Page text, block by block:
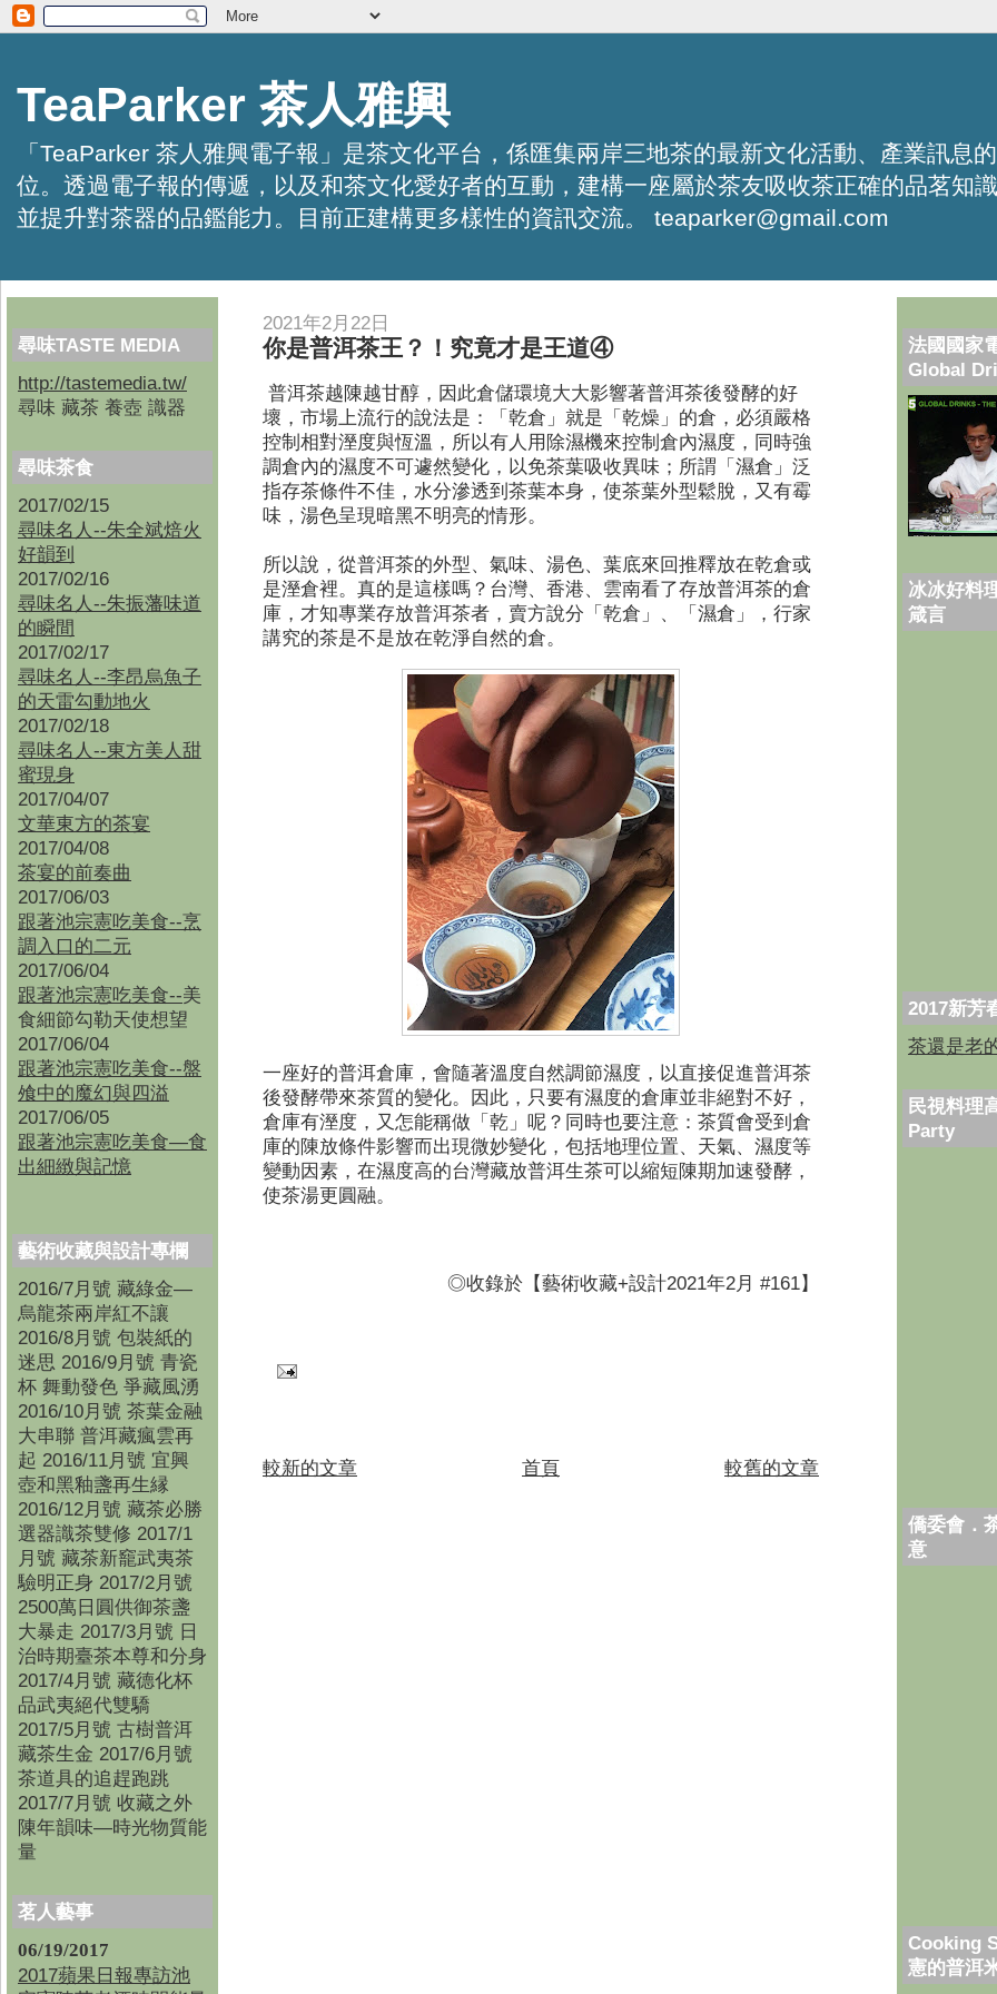
TeaParker 茶人雅興
「TeaParker 茶人雅興電子報」是茶文化平台，係匯集兩岸三地茶的最新文化活動、產業訊息
位。透過電子報的傳遞，以及和茶文化愛好者的互動，建構一座屬於茶友吸收茶正確的品茗知
並提升對茶器的品鑑能力。目前正建構更多樣性的資訊交流。 teaparker@gmail.com
尋味TASTE MEDIA
http://tastemedia.tw/
尋味 藏茶 養壺 識器
尋味茶食
2017/02/15
尋味名人--朱全斌焙火
好韻到
2017/02/16
尋味名人--朱振藩味道
的瞬間
2017/02/17
尋味名人--李昂烏魚子
的天雷勾動地火
2017/02/18
尋味名人--東方美人甜
蜜現身
2017/04/07
文華東方的茶宴
2017/04/08
茶宴的前奏曲
2017/06/03
跟著池宗憲吃美食--烹
調入口的二元
2017/06/04
跟著池宗憲吃美食--美
食細節勾勒天使想望
2017/06/04
跟著池宗憲吃美食--盤
飧中的魔幻與四溢
2017/06/05
跟著池宗憲吃美食—食
出細緻與記憶
藝術收藏與設計專欄
2016/7月號 藏綠金—
烏龍茶兩岸紅不讓
2016/8月號 包裝紙的
迷思 2016/9月號 青瓷
杯 舞動發色 爭藏風湧
2016/10月號 茶葉金融
大串聯 普洱藏瘋雲再
起 2016/11月號 宜興
壺和黑釉盞再生縁
2016/12月號 藏茶必勝
選器識茶雙修 2017/1
月號 藏茶新竉武夷茶
驗明正身 2017/2月號
2500萬日圓供御茶盞
大暴走 2017/3月號 日
治時期臺茶本尊和分身
2017/4月號 藏德化杯
品武夷絕代雙驕
2017/5月號 古樹普洱
藏茶生金 2017/6月號
茶道具的追趕跑跳
2017/7月號 收藏之外
陳年韻味—時光物質能
量
茗人藝事
06/19/2017
2017蘋果日報專訪池
2021年2月22日
你是普洱茶王？！究竟才是王道④
普洱茶越陳越甘醇，因此倉儲環境大大影響著普洱茶後發酵的好
壞，市場上流行的說法是：「乾倉」就是「乾燥」的倉，必須嚴格
控制相對溼度與恆溫，所以有人用除濕機來控制倉內濕度，同時強
調倉內的濕度不可遽然變化，以免茶葉吸收異味；所謂「濕倉」泛
指存茶條件不佳，水分滲透到茶葉本身，使茶葉外型鬆脫，又有霉
味，湯色呈現暗黑不明亮的情形。
所以說，從普洱茶的外型、氣味、湯色、葉底來回推釋放在乾倉或
是溼倉裡。真的是這樣嗎？台灣、香港、雲南看了存放普洱茶的倉
庫，才知專業存放普洱茶者，賣方說分「乾倉」、「濕倉」，行家
講究的茶是不是放在乾淨自然的倉。
一座好的普洱倉庫，會隨著溫度自然調節濕度，以直接促進普洱茶
後發酵帶來茶質的變化。因此，只要有濕度的倉庫並非絕對不好，
倉庫有溼度，又怎能稱做「乾」呢？同時也要注意：茶質會受到倉
庫的陳放條件影響而出現微妙變化，包括地理位置、天氣、濕度等
變動因素，在濕度高的台灣藏放普洱生茶可以縮短陳期加速發酵，
使茶湯更圓融。
◎收錄於【藝術收藏+設計2021年2月 #161】
較新的文章 較舊的文章
首頁
法國國家
Global
冰冰好料
箴言
2017新芳
茶還是老
民視料理
Party
僑委會．
意
Cooking
憲的普洱